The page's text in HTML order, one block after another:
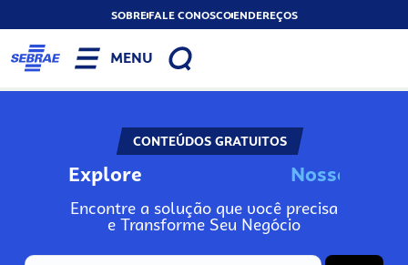
SOBREFALE CONOSCOENDEREÇOS
MENU
CONTEÚDOS GRATUITOS
Explore No
Encontre a solução que você precisa
e Transforme Seu Negócio